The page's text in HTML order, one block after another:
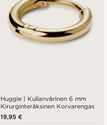
Huggie | Kullanvärinen 6 mm
Kirurginteräksinen Korvarengas
19,95 €